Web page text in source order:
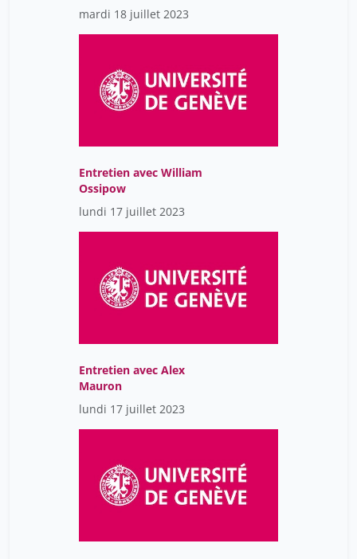
mardi 18 juillet 2023
Entretien avec William
Ossipow
lundi 17 juillet 2023
Entretien avec Alex
Mauron
lundi 17 juillet 2023